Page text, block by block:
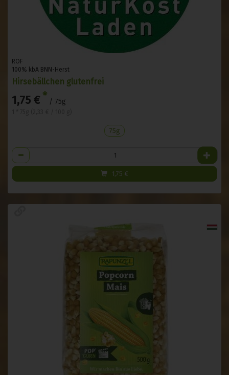
ROF
100% kbA BNN-Herst
Hirsebällchen glutenfrei
1,75 € * / 75g
75g
Anzahl
1,75 €